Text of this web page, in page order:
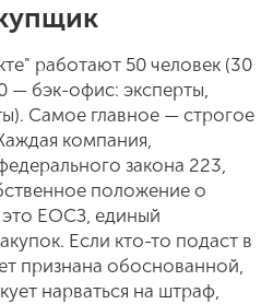
работают 50 человек (30
— бэк-офис: эксперты,
Самое главное — строгое
компания,
закона 223,
положение о
это ЕОСЗ, единый
Если кто-то подаст в
признана обоснованной,
нарваться на штраф,